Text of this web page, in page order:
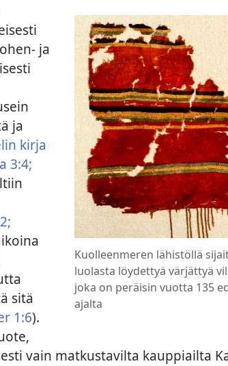
Kuolleenmeren lähistöllä
luolasta löydettyä värjättyä
joka on peräisin vuotta 135
ajalta
ja
ja
kirja
3:4;
sitä
1:6).
vain matkustavilta kauppiailta